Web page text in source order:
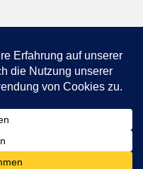
Kadence WP